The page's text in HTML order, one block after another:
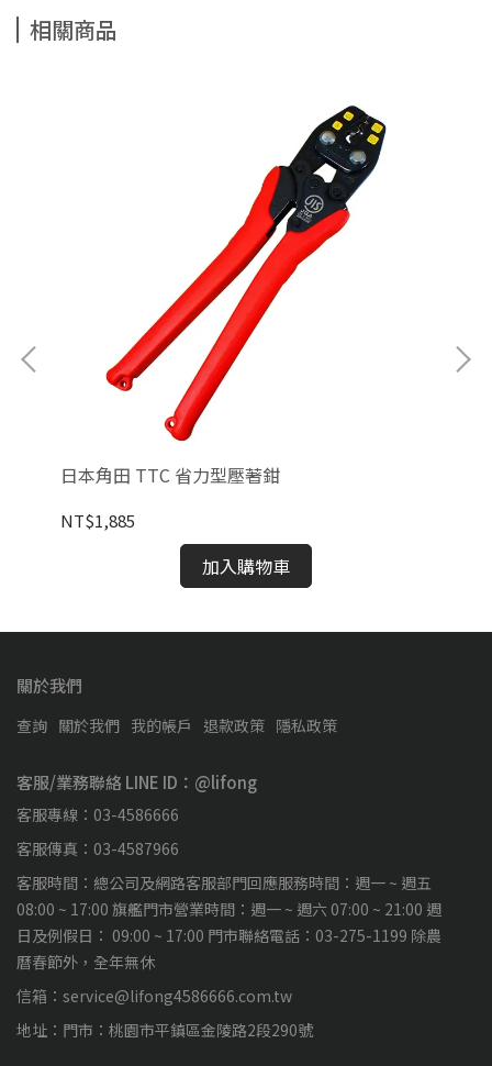
相關商品
日本角田 TTC 省力型壓著鉗
NT$1,885
加入購物車
關於我們
查詢 關於我們 我的帳戶 退款政策 隱私政策
客服/業務聯絡 LINE ID：@lifong
客服專線：03-4586666
客服傳真：03-4587966
客服時間：總公司及網路客服部門回應服務時間：週一 ~ 週五
08:00 ~ 17:00 旗艦門市營業時間：週一 ~ 週六 07:00 ~ 21:00 週
日及例假日： 09:00 ~ 17:00 門市聯絡電話：03-275-1199 除農
曆春節外，全年無休
信箱：service@lifong4586666.com.tw
地址：門市：桃園市平鎮區金陵路2段290號